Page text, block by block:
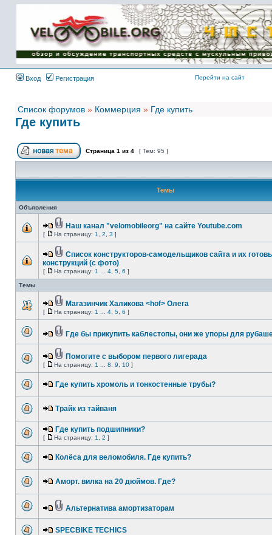
Имя пользователя:
Пароль:
{ LOG_ME_IN_SHORT
}
Вход
Регистрация Перейти на сайт
Список форумов » Коммерция » Где купить
Где купить
Страница 1 из 4 [ Тем: 95 ]
Темы
Объявления
Наш канал "velomobileorg" на сайте Youtube.com
[ На страницу: 1 2 3 ]
Список конструкторов-самодельщиков сайта и их
конструкций (с фото)
[ На страницу: 1 4 5 6 ]
Темы
Магазинчик Халикова <hof> Олега
[ На страницу: 1 4 5 6 ]
Где бы прикупить каблестопы, они же упоры для
Помогите с выбором первого лигерада
[ На страницу: 1 8 9 10 ]
Где купить хромоль и тонкостенные трубы?
Трайк из тайваня
Где купить подшипники?
[ На страницу: 1 2 ]
Колёса для веломобиля. Где купить?
Аморт. вилка на 20 дюймов. Где?
Альтернатива амортизаторам
SPECBIKE TECHICS